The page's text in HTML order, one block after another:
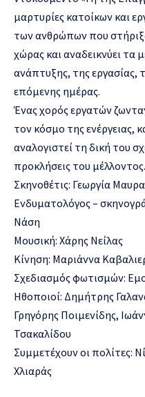
μαρτυρίες κατοίκων και
των ανθρώπων που
χώρας και αναδεικνύει τα
ανάπτυξης, της εργασίας,
επόμενης ημέρας.
Ένας χορός εργατών
τον κόσμο της ενέργειας,
αναλογιστεί τη δική του
προκλήσεις του μέλλοντος.
Σκηνοθέτις: Γεωργία
Ενδυματολόγος –
Νάση
Μουσική: Χάρης Νείλας
Κίνηση: Μαριάννα
Σχεδιασμός φωτισμών:
Ηθοποιοί: Δημήτρης
Γρηγόρης Ποιμενίδης,
Τσακαλίδου
Συμμετέχουν οι πολίτες:
Χλιαράς